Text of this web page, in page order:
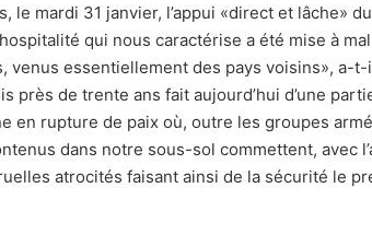
le mardi 31 janvier, l’appui «direct et lâche»
qui nous caractérise a été mise à
venus essentiellement des pays voisins», a-
près de trente ans fait aujourd’hui d’une
en rupture de paix où, outre les groupes
dans notre sous-sol commettent, avec
atrocités faisant ainsi de la sécurité le